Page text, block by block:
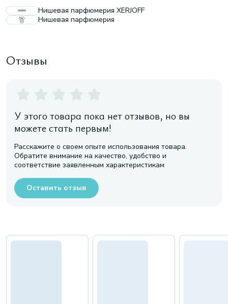
Нишевая парфюмерия XERJOFF
Нишевая парфюмерия
Отзывы
У этого товара пока нет отзывов, но вы
можете стать первым!
Расскажите о своем опыте использования товара.
Обратите внимание на качество, удобство и
соответствие заявленным характеристикам
Оставить отзыв